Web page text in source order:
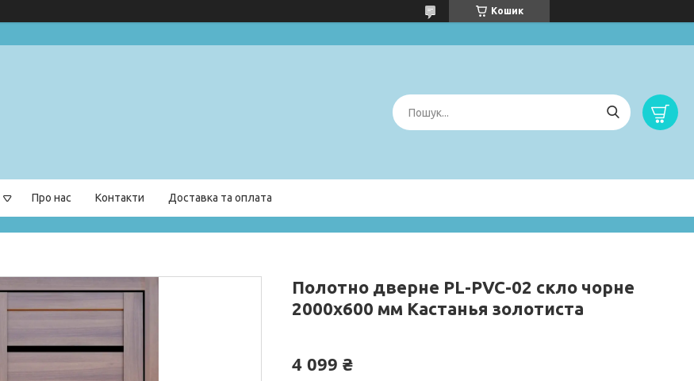
Кошик
Про нас Контакти Доставка та оплата
Полотно дверне PL-PVC-02 скло чорне
2000х600 мм Кастанья золотиста
4 099 ₴